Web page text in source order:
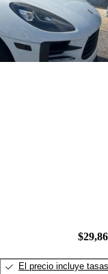
El precio incluye tasas